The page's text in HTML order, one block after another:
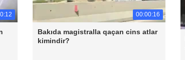
00:00:16
Bakıda magistralla qaçan cins atlar
kimindir?